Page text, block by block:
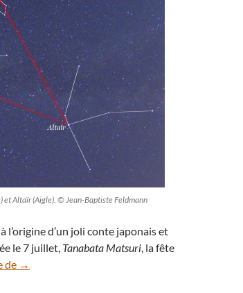
et Altaïr (Aigle). © Jean-Baptiste Feldmann
l’origine d’un joli conte japonais et
le 7 juillet, Tanabata Matsuri, la fête
de Tanabata : au Japon, on célèbre la fête des étoiles
→